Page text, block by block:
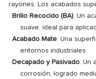
rayones. Los acabados
· Brillo Recocido (BA): Un
suave, ideal para
· Acabado Mate: Una
entornos industriales.
· Decapado y Pasivado: Un
corrosión, logrado